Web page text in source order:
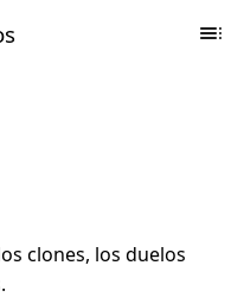
clones, los duelos